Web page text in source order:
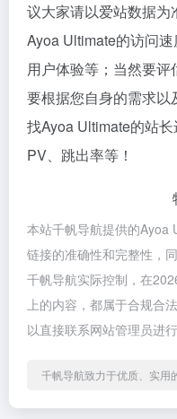
议大家请以爱站数据为
Ayoa Ultimate的访问速
用户体验等；当然要
要根据您自身的需求
找Ayoa Ultimate的站长
PV、跳出率等！
本站千帆导航提供的Ayoa
链接的准确性和完整性，
千帆导航实际控制，在
上的内容，都属于合规合
以直接联系网站管理员进
千帆导航致力于优质、实用